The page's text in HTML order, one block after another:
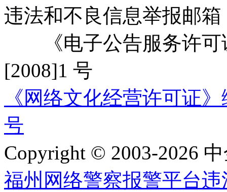
违法和不良信息举报邮箱
《电子公告服务许可
[2008]1 号
《网络文化经营许可证
号
Copyright © 2003-2026
福州网络警察报警平台违